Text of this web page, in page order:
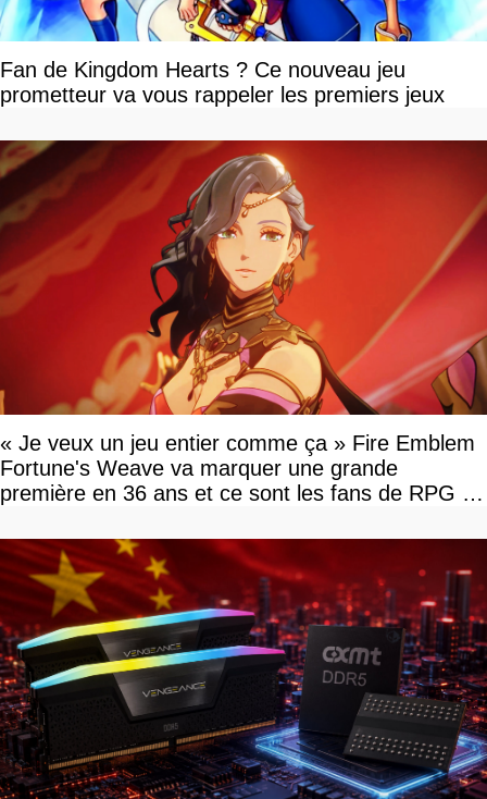
Fan de Kingdom Hearts ? Ce nouveau jeu
prometteur va vous rappeler les premiers jeux
« Je veux un jeu entier comme ça » Fire Emblem
Fortune's Weave va marquer une grande
première en 36 ans et ce sont les fans de RPG en